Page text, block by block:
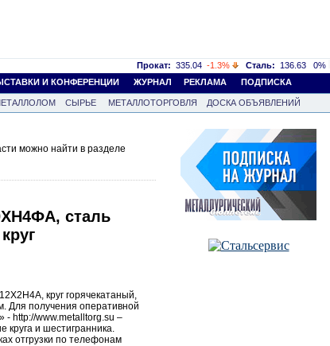
Прокат: 335.04 -1.3% Сталь: 136.63
0%
И КОНФЕРЕНЦИИ ЖУРНАЛ РЕКЛАМА ПОДПИСКА
СЫРЬЕ МЕТАЛЛОТОРГОВЛЯ
ДОСКА ОБЪЯВЛЕНИЙ
можно найти в разделе
сталь
круг горячекатаный,
Для получения оперативной
http://www.metalltorg.su –
круга и шестигранника.
отгрузки по телефонам